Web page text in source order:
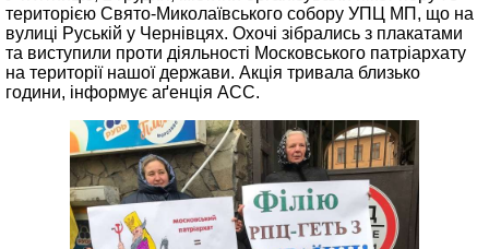
територією Свято-Миколаївського собору УПЦ МП, що на
вулиці Руській у Чернівцях. Охочі зібрались з плакатами
та виступили проти діяльності Московського патріархату
на території нашої держави. Акція тривала близько
години, інформує аґенція АСС.